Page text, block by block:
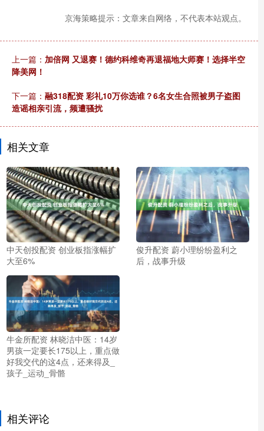
京海策略提示：文章来自网络，不代表本站观点。
上一篇： 加倍网 又退赛！德约科维奇再退福地大师赛！选择半空
降美网！
下一篇： 融318配资 彩礼10万你选谁？6名女生合照被男子盗图
造谣相亲引流，频遭骚扰
相关文章
中天创投配资 创业板指涨幅扩
大至6%
俊升配资 蔚小理纷纷盈利之
后，战事升级
牛金所配资 林晓洁中医：14岁
男孩一定要长175以上，重点做
好我交代的这4点，还来得及_
孩子_运动_骨骼
相关评论